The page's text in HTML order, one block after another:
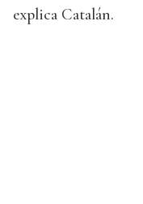
explica Catalán.